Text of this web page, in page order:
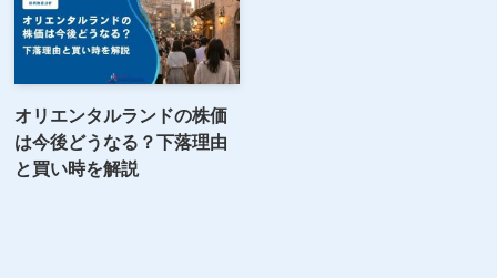
オリエンタルランドの株価
は今後どうなる？下落理由
と買い時を解説